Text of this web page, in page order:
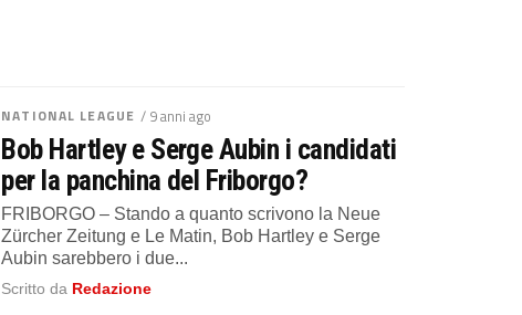
NATIONAL LEAGUE / 9 anni ago
Bob Hartley e Serge Aubin i candidati
per la panchina del Friborgo?
FRIBORGO – Stando a quanto scrivono la Neue
Zürcher Zeitung e Le Matin, Bob Hartley e Serge
Aubin sarebbero i due...
Scritto da Redazione